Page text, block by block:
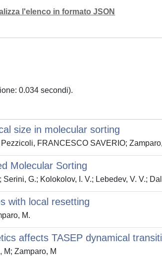
l'elenco in formato JSON
0.034 secondi).
size in molecular sorting
FRANCESCO SAVERIO;
Molecular Sorting
G.; Kolokolov, I. V.; Lebedev, V. V.;
with local resetting
M.
affects TASEP dynamical
M; Zamparo, M